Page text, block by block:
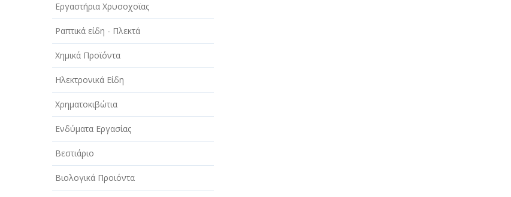
Εργαστήρια Χρυσοχοϊας
Ραπτικά είδη - Πλεκτά
Χημικά Προϊόντα
Ηλεκτρονικά Είδη
Χρηματοκιβώτια
Ενδύματα Εργασίας
Βεστιάριο
Βιολογικά Προιόντα